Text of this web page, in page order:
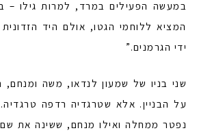
המציא ללוחמי הגטו, אולם היד
ידי הגרמנים.”
שני בניו של שמעון לנדאו, משה
על הבניין. אלא שטרגדיה רדפה
נפטר ממחלה ואילו מנחם, ששינה את